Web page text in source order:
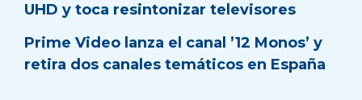
UHD y toca resintonizar televisores
Prime Video lanza el canal ’12 Monos’ y
retira dos canales temáticos en España